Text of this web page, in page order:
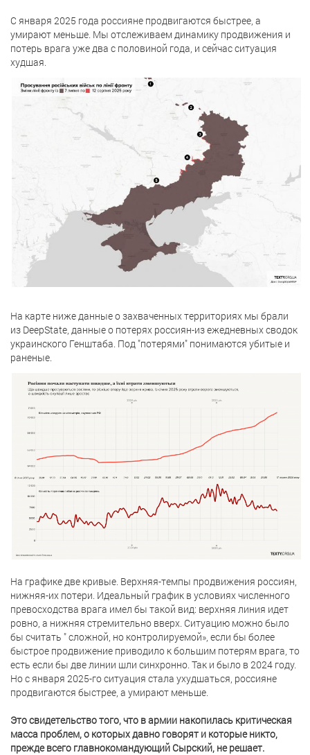
С января 2025 года россияне продвигаются быстрее, а
умирают меньше. Мы отслеживаем динамику продвижения и
потерь врага уже два с половиной года, и сейчас ситуация
худшая.
На карте ниже данные о захваченных территориях мы брали
из DeepState, данные о потерях россиян-из ежедневных сводок
украинского Генштаба. Под "потерями" понимаются убитые и
раненые.
На графике две кривые. Верхняя-темпы продвижения россиян,
нижняя-их потери. Идеальный график в условиях численного
превосходства врага имел бы такой вид: верхняя линия идет
ровно, а нижняя стремительно вверх. Ситуацию можно было
бы считать " сложной, но контролируемой», если бы более
быстрое продвижение приводило к большим потерям врага, то
есть если бы две линии шли синхронно. Так и было в 2024 году.
Но с января 2025-го ситуация стала ухудшаться, россияне
продвигаются быстрее, а умирают меньше.
Это свидетельство того, что в армии накопилась критическая
масса проблем, о которых давно говорят и которые никто,
прежде всего главнокомандующий Сырский, не решает.